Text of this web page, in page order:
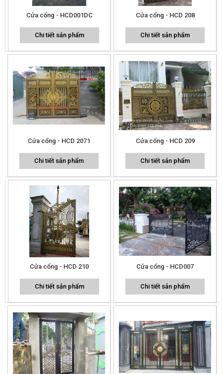
Cửa cổng - HCD001DC
Chi tiết sản phẩm
Cửa cổng - HCD 208
Chi tiết sản phẩm
Cửa cổng - HCD 2071
Chi tiết sản phẩm
Cửa cổng - HCD 209
Chi tiết sản phẩm
Cửa cổng - HCD 210
Chi tiết sản phẩm
Cửa cổng - HCD007
Chi tiết sản phẩm